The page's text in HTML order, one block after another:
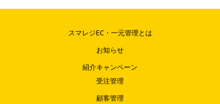
スマレジEC・一元管理とは
お知らせ
紹介キャンペーン
受注管理
顧客管理